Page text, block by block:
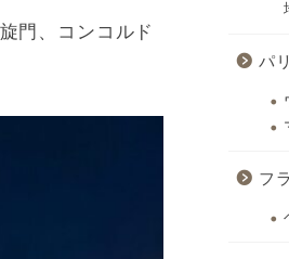
門、コンコルド
パ
フ